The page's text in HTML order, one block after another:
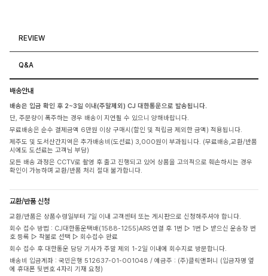
REVIEW
Q&A
배송안내
배송은 입금 확인 후 2~3일 이내(주말제외) CJ 대한통운으로 발송됩니다.
단, 주문량이 폭주하는 경우 배송이 지연될 수 있으니 양해바랍니다.
무료배송은 순수 결제금액 6만원 이상 구매시(할인 및 적립금 제외한 금액) 적용됩니다.
제주도 및 도서산간지역은 추가배송비(도선료) 3,000원이 부과됩니다. (무료배송,교환/반품
시에도 도선료는 고객님 부담)
모든 배송 과정은 CCTV로 촬영 후 출고 진행되고 있어 상품을 고의적으로 훼손하시는 경우
확인이 가능하며 교환/반품 처리 절대 불가합니다.
교환/반품 신청
교환/반품은 상품수령일부터 7일 이내 고객센터 또는 게시판으로 신청해주셔야 합니다.
회수 접수 방법 : CJ대한통운택배(1588-1255)ARS 연결 후 1번 ▷ 1번 ▷ 받으신 운송장 번
호 등록 ▷ 착불로 선택 ▷ 회수접수 완료
회수 접수 후 대한통운 담당 기사가 주말 제외 1-2일 이내에 회수지로 방문합니다.
배송비 입금계좌 : 국민은행 512637-01-001048 / 예금주 : (주)클릭앤퍼니 (입금자명 옆
에 휴대폰 뒷번호 4자리 기재 요청)